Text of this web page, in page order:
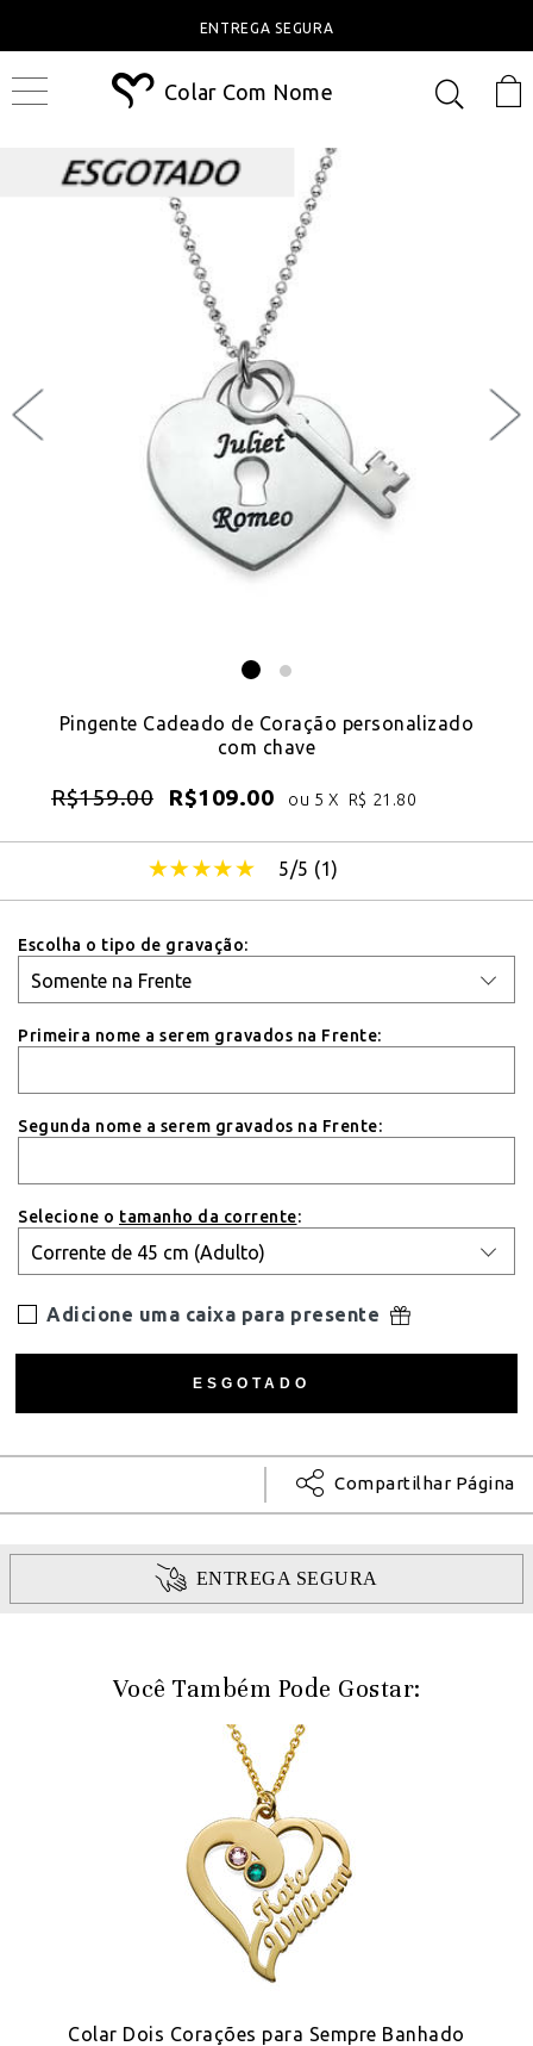
ENTREGA SEGURA
Colar Com Nome
Pingente Cadeado de Coração personalizado
com chave
R$159.00 R$109.00 ou 5 X R$ 21.80
5/5 (1)
Escolha o tipo de gravação:
Primeira nome a serem gravados na Frente:
Segunda nome a serem gravados na Frente:
Selecione o tamanho da corrente:
Adicione uma caixa para presente
Compartilhar Página
ENTREGA SEGURA
Você Também Pode Gostar:
Colar Dois Corações para Sempre Banhado